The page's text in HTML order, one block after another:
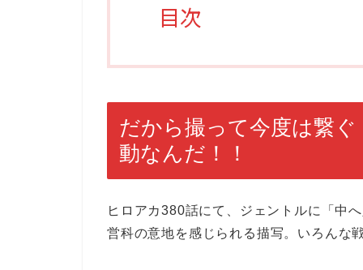
目次
だから撮って今度は繋
動なんだ！！
ヒロアカ380話にて、ジェントルに「中
営科の意地を感じられる描写。いろんな